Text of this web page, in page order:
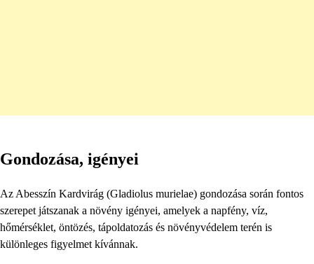
Gondozása, igényei
Az Abesszín Kardvirág (Gladiolus murielae) gondozása során fontos
szerepet játszanak a növény igényei, amelyek a napfény, víz,
hőmérséklet, öntözés, tápoldatozás és növényvédelem terén is
különleges figyelmet kívánnak.